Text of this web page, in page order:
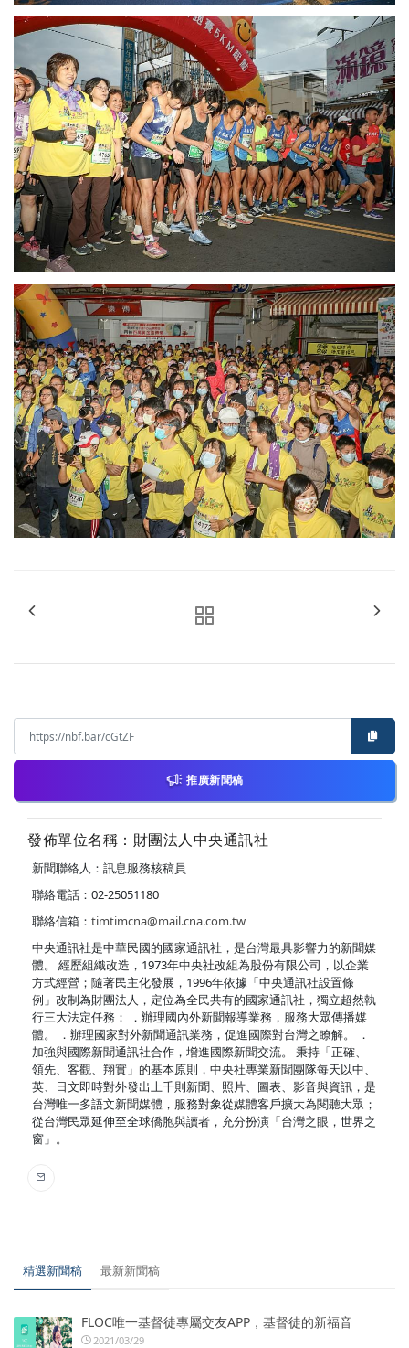
推廣新聞稿
發佈單位名稱：財團法人中央通訊社
新聞聯絡人：訊息服務核稿員
聯絡電話：02-25051180
聯絡信箱： timtimcna@mail.cna.com.tw
中央通訊社是中華民國的國家通訊社，是台灣最具影響力的新聞媒
體。 經歷組織改造，1973年中央社改組為股份有限公司，以企業
方式經營；隨著民主化發展，1996年依據「中央通訊社設置條
例」改制為財團法人，定位為全民共有的國家通訊社，獨立超然執
行三大法定任務： ．辦理國內外新聞報導業務，服務大眾傳播媒
體。 ．辦理國家對外新聞通訊業務，促進國際對台灣之瞭解。 ．
加強與國際新聞通訊社合作，增進國際新聞交流。 秉持「正確、
領先、客觀、翔實」的基本原則，中央社專業新聞團隊每天以中、
英、日文即時對外發出上千則新聞、照片、圖表、影音與資訊，是
台灣唯一多語文新聞媒體，服務對象從媒體客戶擴大為閱聽大眾；
從台灣民眾延伸至全球僑胞與讀者，充分扮演「台灣之眼，世界之
窗」。
精選新聞稿 最新新聞稿
FLOC唯一基督徒專屬交友APP，基督徒的新福音
2021/03/29